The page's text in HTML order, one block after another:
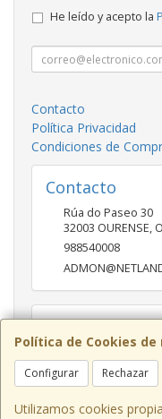
Política de Cookies
Configurar Rechazar
Utilizamos cookies
He leído y acepto la
Contacto
Política Privacidad
Condiciones de
Contacto
Rúa do Paseo 30
32003 OURENSE,
988540008